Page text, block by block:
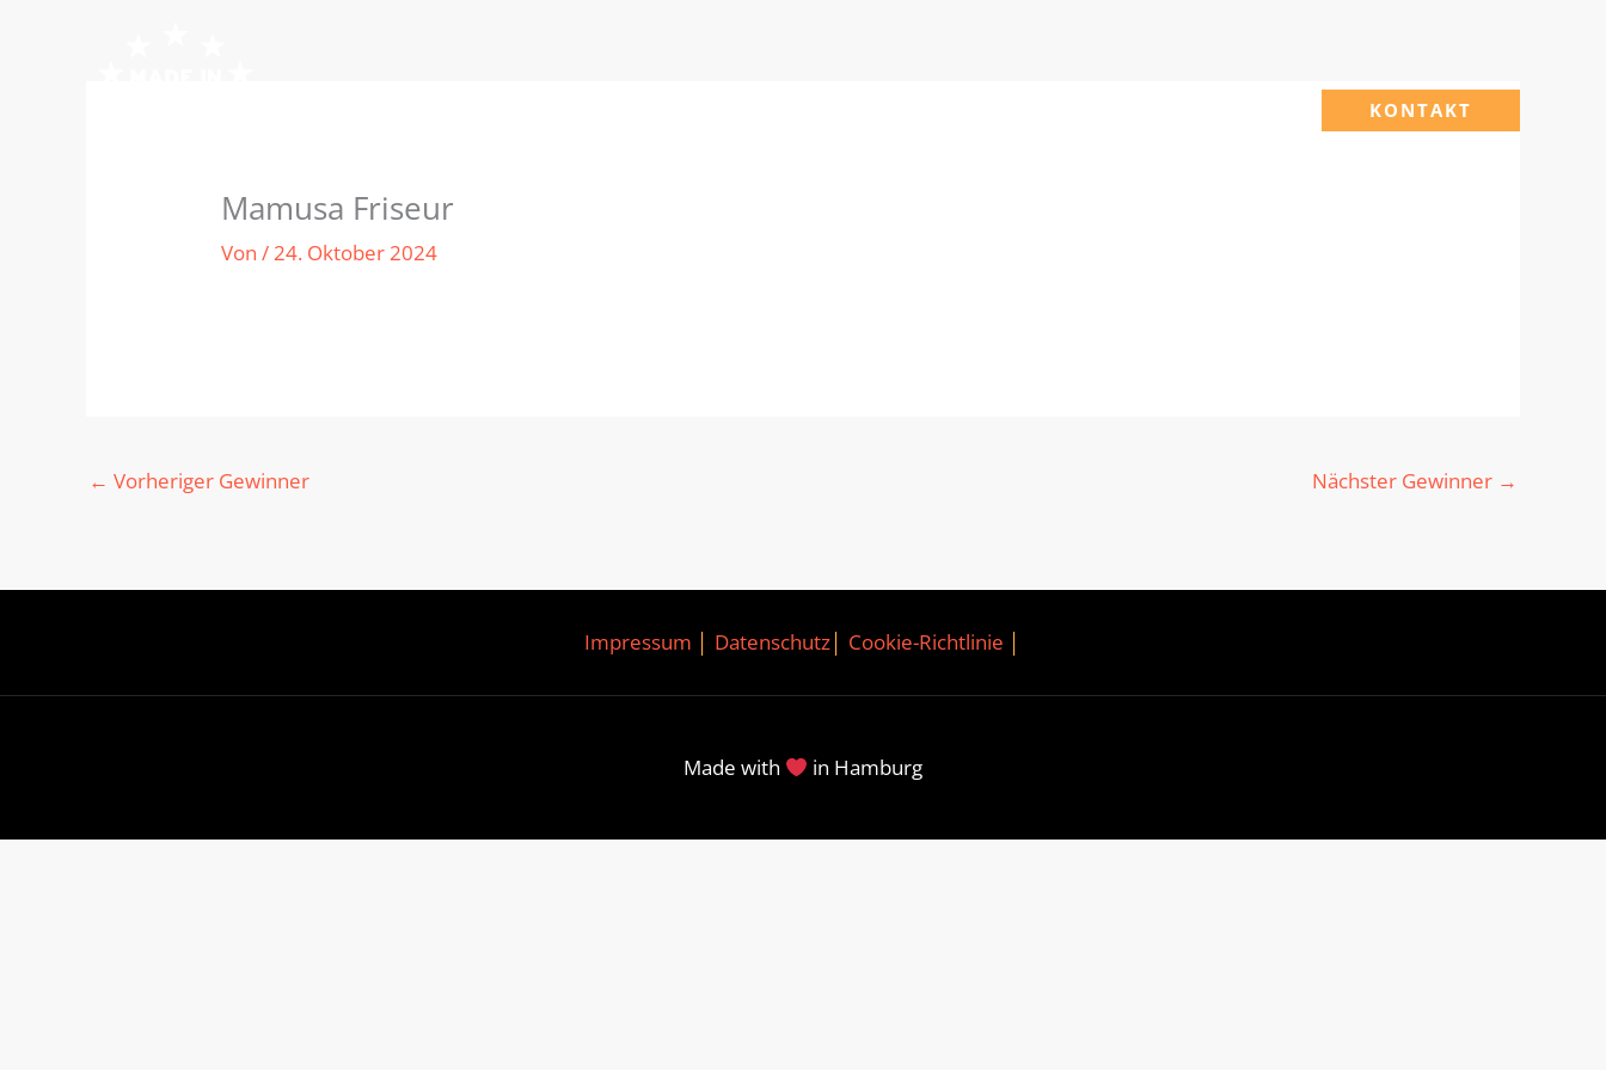
KONTAKT
Mamusa Friseur
Von/24. Oktober 2024
← Vorheriger Gewinner Nächster Gewinner →
Impressum Datenschutz Cookie-Richtlinie
Made with in Hamburg